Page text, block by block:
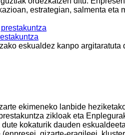
estrategian, salmenta
eskualdez kanpo
ekimeneko lanbide
zikloak eta
kokaturik dauden